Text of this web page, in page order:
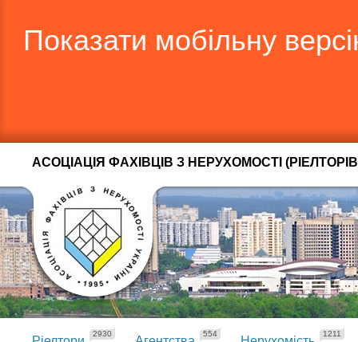
Показати мобільну
АСОЦІАЦІЯ ФАХІВЦІВ З НЕРУХОМОСТІ
2930 554 1211